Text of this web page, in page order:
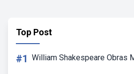
Top Post
#1 William Shakespeare Obras